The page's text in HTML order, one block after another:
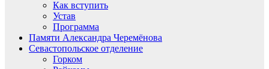
Как вступить
Устав
Программа
Памяти Александра Черемёнова
Севастопольское отделение
Горком